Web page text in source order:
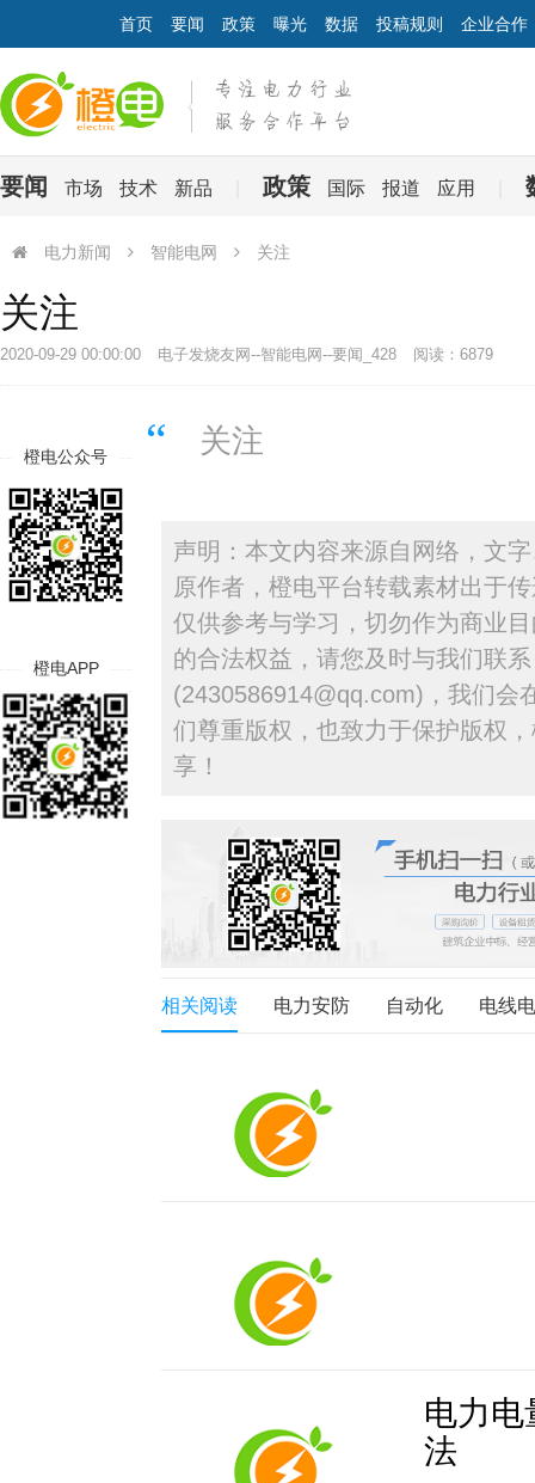
首页 要闻 政策 曝光 数据 投稿规则 企业合作
要闻 市场 技术 新品 政策 国际 报道 应用
电力新闻 智能电网 关注
关注
2020-09-29 00:00:00 电子发烧友网--智能电网--要闻_428 阅读：6879
橙电公众号
橙电APP
关注
声明：本文内容来源自网络，文
原作者，橙电平台转载素材出于
仅供参考与学习，切勿作为商业
的合法权益，请您及时与我们联系
(2430586914@qq.com)，我们会
们尊重版权，也致力于保护版权
享！
相关阅读 电力安防 自动化 电线
电力电
法